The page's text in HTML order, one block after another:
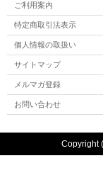
ご利用案内
特定商取引法表示
個人情報の取扱い
サイトマップ
メルマガ登録
お問い合わせ
Copyright